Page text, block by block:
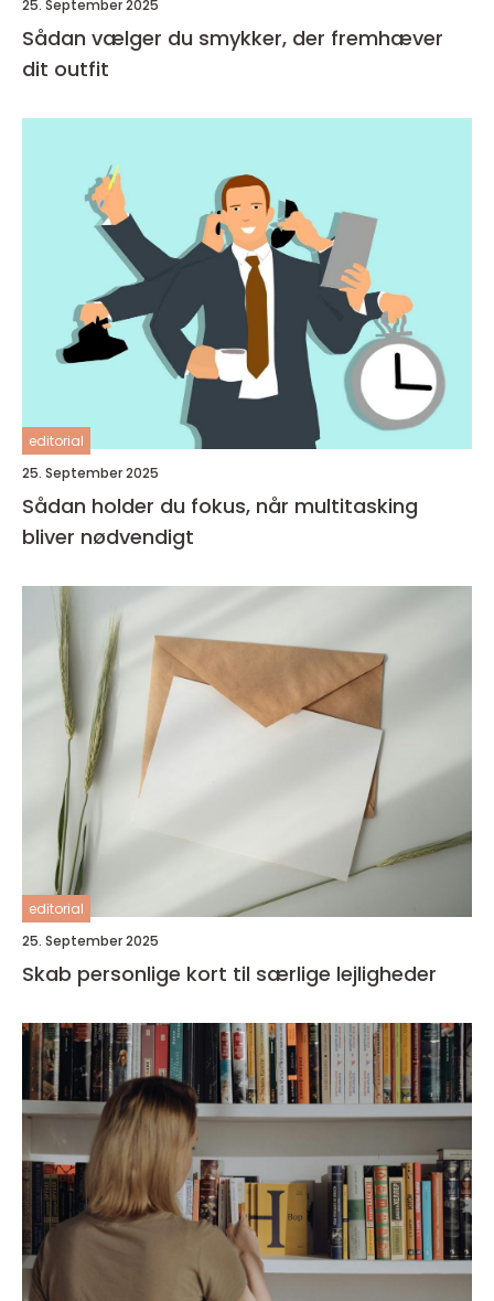
25. September 2025
Sådan vælger du smykker, der fremhæver
dit outfit
editorial
25. September 2025
Sådan holder du fokus, når multitasking
bliver nødvendigt
editorial
25. September 2025
Skab personlige kort til særlige lejligheder